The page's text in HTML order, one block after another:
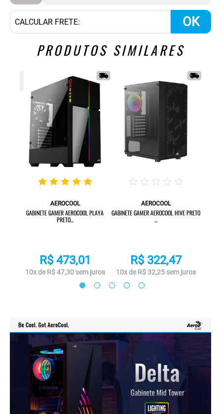
OK
PRODUTOS SIMILARES
AEROCOOL
GABINETE GAMER AEROCOOL PLAYA
PRETO...
R$ 473,01
10x de R$ 47,30 sem juros
AEROCOOL
GABINETE GAMER AEROCOOL HIVE PRETO
...
R$ 322,47
10x de R$ 32,25 sem juros